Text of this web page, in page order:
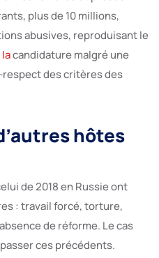
plus de 10 millions,
abusives, reproduisant le
lacandidature malgré une
des critères des
hôtes
de 2018 en Russie ont
: travail forcé, torture,
de réforme. Le cas
ces précédents.